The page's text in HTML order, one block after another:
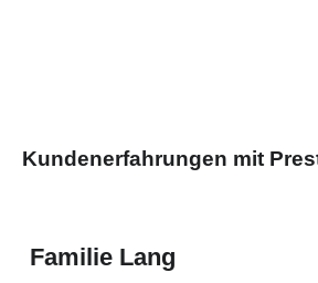
Kundenerfahrungen mit
Familie Lang